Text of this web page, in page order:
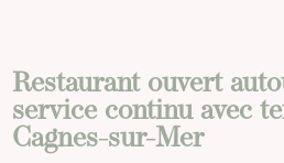
Restaurant ouvert
service continu avec
Cagnes-sur-Mer